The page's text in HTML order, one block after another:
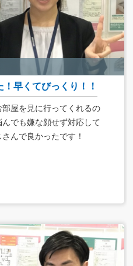
早くてびっくり！！
屋を見に行ってくれるの
でも嫌な顔せず対応して
んで良かったです！